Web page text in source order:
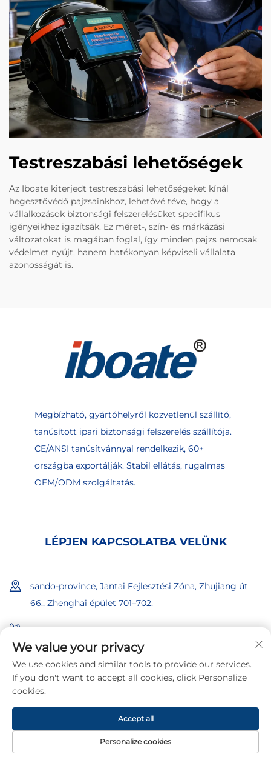
Testreszabási lehetőségek
Az Iboate kiterjedt testreszabási lehetőségeket kínál
hegesztővédő pajzsainkhoz, lehetővé téve, hogy a
vállalkozások biztonsági felszerelésüket specifikus
igényeikhez igazítsák. Ez méret-, szín- és márkázási
változatokat is magában foglal, így minden pajzs nemcsak
védelmet nyújt, hanem hatékonyan képviseli vállalata
azonosságát is.
Megbízható, gyártóhelyről közvetlenül szállító,
tanúsított ipari biztonsági felszerelés szállítója.
CE/ANSI tanúsítvánnyal rendelkezik, 60+
országba exportálják. Stabil ellátás, rugalmas
OEM/ODM szolgáltatás.
LÉPJEN KAPCSOLATBA VELÜNK
sando-province, Jantai Fejlesztési Zóna, Zhujiang út
66., Zhenghai épület 701–702.
+86-18865557722
+86-18865522722
[email protected]
© 2026 Shandong Iboate Biztonságtechnikai Kft.
irányelvek
We value your privacy
We use cookies and similar tools to provide our services.
If you don't want to accept all cookies, click Personalize
cookies.
Personalize cookies
Accept all